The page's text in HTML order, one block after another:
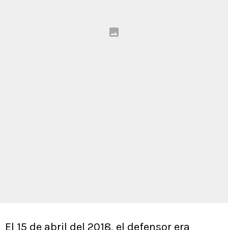
El 15 de abril del 2018, el defensor era